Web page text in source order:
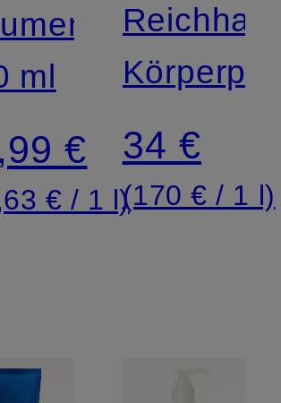
ml
€
€ / 1 l)
SHEA
34 €
(170 € / 1 l)